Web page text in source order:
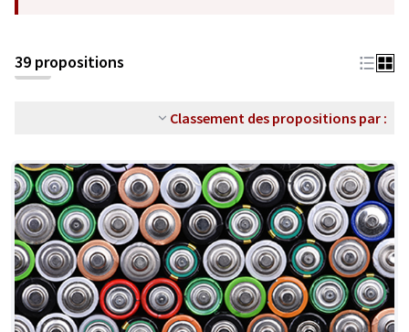
39 propositions
Classement des propositions par :